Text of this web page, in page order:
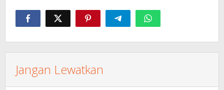
Jangan Lewatkan